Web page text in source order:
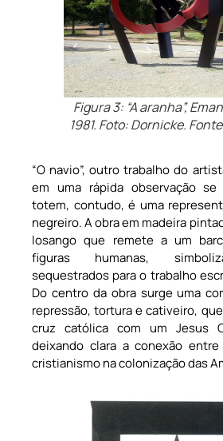
Figura 3: “A aranha”,
1981. Foto: Dornicke.
“O navio”, outro trabalho do
em uma rápida observação
totem, contudo, é uma
negreiro. A obra em madeira
losango que remete a um
figuras humanas,
sequestrados para o trabalho
Do centro da obra surge uma
repressão, tortura e cativeiro,
cruz católica com um Jesus
deixando clara a conexão
cristianismo na colonização das